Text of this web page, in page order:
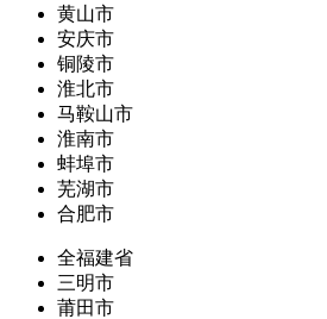
黄山市
安庆市
铜陵市
淮北市
马鞍山市
淮南市
蚌埠市
芜湖市
合肥市
全福建省
三明市
莆田市